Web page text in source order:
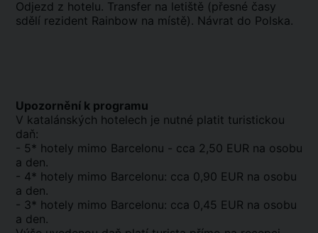
Odjezd z hotelu. Transfer na letiště (přesné časy
sdělí rezident Rainbow na místě). Návrat do Polska.
Upozornění k programu
V katalánských hotelech je nutné platit turistickou
daň:
- 5* hotely mimo Barcelonu - cca 2,50 EUR na osobu
a den.
- 4* hotely mimo Barcelonu: cca 0,90 EUR na osobu
a den.
- 3* hotely mimo Barcelonu: cca 0,45 EUR na osobu
a den.